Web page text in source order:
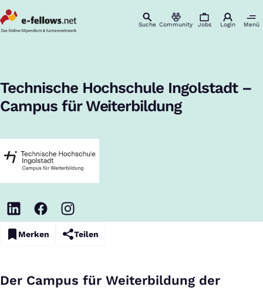
Suche Community Jobs Login Menü
Technische Hochschule Ingolstadt –
Campus für Weiterbildung
Merken Teilen
Der Campus für Weiterbildung der